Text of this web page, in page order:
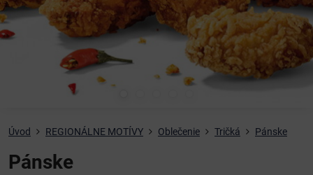
Úvod REGIONÁLNE MOTÍVY Oblečenie Tričká Pánske
Pánske